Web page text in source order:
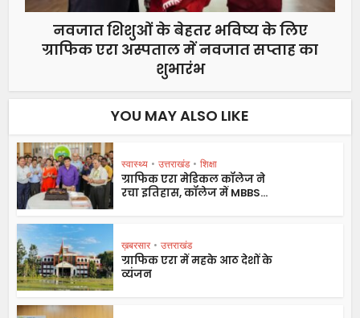
नवजात शिशुओं के बेहतर भविष्य के लिए
ग्राफिक एरा अस्पताल में नवजात सप्ताह का
शुभारंभ
YOU MAY ALSO LIKE
स्वास्थ्य • उत्तराखंड • शिक्षा
ग्राफिक एरा मेडिकल कॉलेज ने
रचा इतिहास, कॉलेज में MBBS...
ख़बरसार • उत्तराखंड
ग्राफिक एरा में महके आठ देशों के
व्यंजन